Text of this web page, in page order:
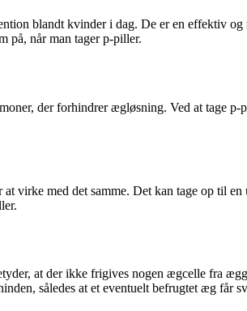
blandt kvinder i dag. De er en effektiv
på, når man tager p-piller.
der forhindrer ægløsning. Ved at tage
virke med det samme. Det kan tage op til
at der ikke frigives nogen ægcelle fra
således at et eventuelt befrugtet æg får